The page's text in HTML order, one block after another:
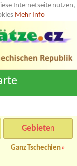
Internetseite nutzen,
Mehr Info
Gebieten
Ganz Tschechien»